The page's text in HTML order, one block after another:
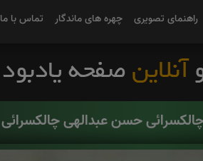
راهنمای تصویری چهره های ماندگار تماس با ما
حسن عبدالهی چالکسرائی